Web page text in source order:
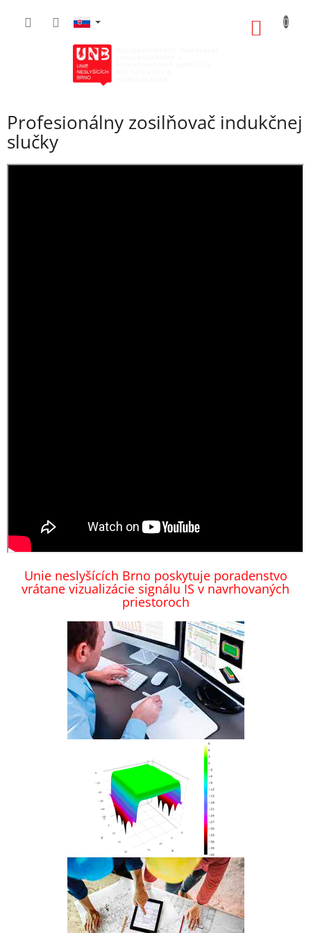
Profesionálny zosilňovač indukčnej
slučky
Unie neslyšících Brno poskytuje poradenstvo
vrátane vizualizácie signálu IS v navrhovaných
priestoroch